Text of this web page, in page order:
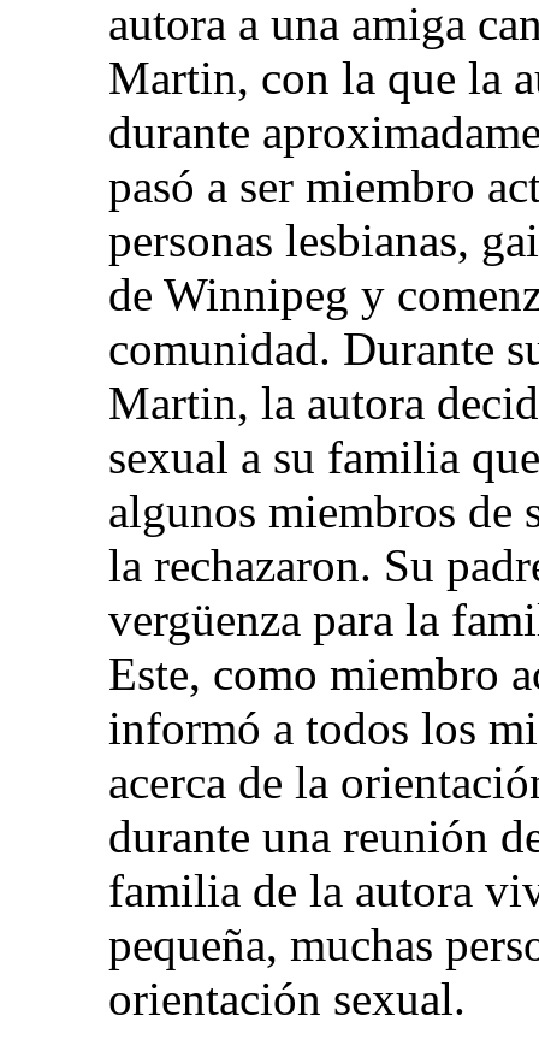
autora a una amiga
Martin, con la que la
durante
pasó a ser miembro
personas lesbianas,
de Winnipeg y
comunidad. Durante
Martin, la autora
sexual a su familia
algunos miembros de
la rechazaron. Su
vergüenza para la
Este, como miembro
informó a todos los
acerca de la
durante una reunión
familia de la autora
pequeña, muchas
orientación sexual.